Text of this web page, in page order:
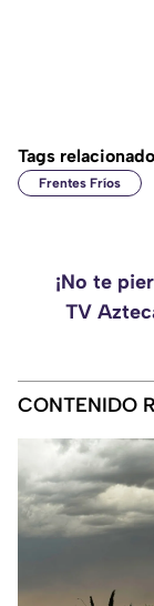
Tags
Frentes Fríos
¡No te
TV
CONTENIDO